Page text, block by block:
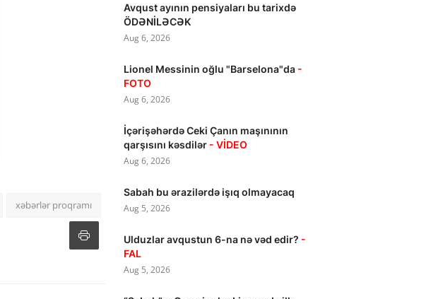
xəbərlər proqramı
Avqust ayının pensiyaları bu tarixdə
ÖDƏNİLƏCƏK
Aug 6, 2026
Lionel Messinin oğlu "Barselona"da -
FOTO
Aug 6, 2026
İçərişəhərdə Ceki Çanın maşınının
qarşısını kəsdilər - VİDEO
Aug 6, 2026
Sabah bu ərazilərdə işıq olmayacaq
Aug 5, 2026
Ulduzlar avqustun 6-na nə vəd edir? -
FAL
Aug 5, 2026